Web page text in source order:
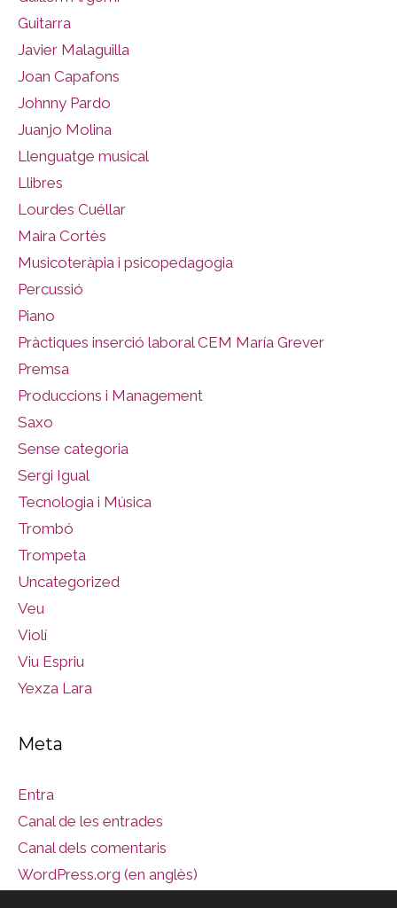
Guitarra
Javier Malaguilla
Joan Capafons
Johnny Pardo
Juanjo Molina
Llenguatge musical
Llibres
Lourdes Cuéllar
Maira Cortès
Musicoteràpia i psicopedagogia
Percussió
Piano
Pràctiques inserció laboral CEM María Grever
Premsa
Produccions i Management
Saxo
Sense categoria
Sergi Igual
Tecnologia i Música
Trombó
Trompeta
Uncategorized
Veu
Violí
Viu Espriu
Yexza Lara
Meta
Entra
Canal de les entrades
Canal dels comentaris
WordPress.org (en anglès)